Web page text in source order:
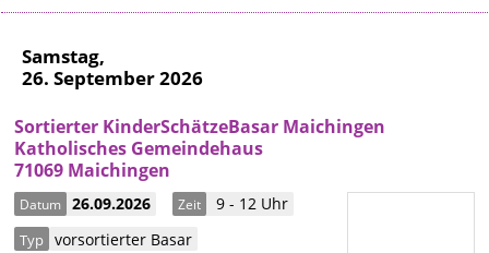
Samstag,
26. September 2026
Sortierter KinderSchätzeBasar Maichingen
Katholisches Gemeindehaus
71069 Maichingen
Datum 26.09.2026 Zeit 9 - 12 Uhr
Typ vorsortierter Basar